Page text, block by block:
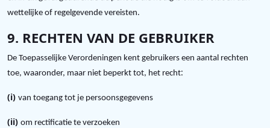
wettelijke of regelgevende vereisten.
9. RECHTEN VAN DE GEBRUIKER
De Toepasselijke Verordeningen kent gebruikers een aantal rechten
toe, waaronder, maar niet beperkt tot, het recht:
(i) van toegang tot je persoonsgegevens
(ii) om rectificatie te verzoeken